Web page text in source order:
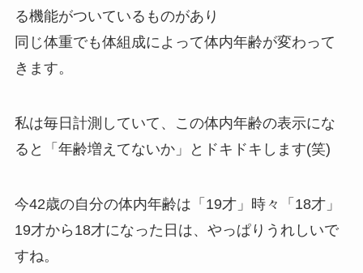
る機能がついているものがあり
同じ体重でも体組成によって体内年齢が変わって
きます。
私は毎日計測していて、この体内年齢の表示にな
ると「年齢増えてないか」とドキドキします(笑)
今42歳の自分の体内年齢は「19才」時々「18才」
19才から18才になった日は、やっぱりうれしいで
すね。